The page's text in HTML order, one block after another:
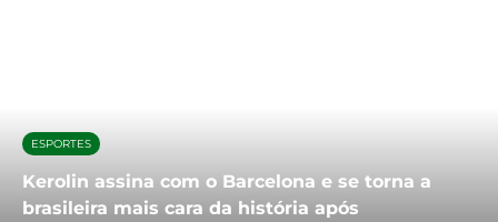
ESPORTES
Kerolin assina com o Barcelona e se torna a
brasileira mais cara da história após